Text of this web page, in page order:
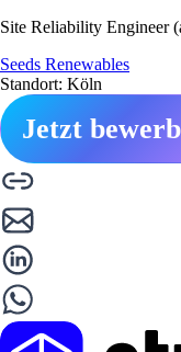
Site Reliability Engineer
Seeds Renewables
Standort: Köln
Jetzt